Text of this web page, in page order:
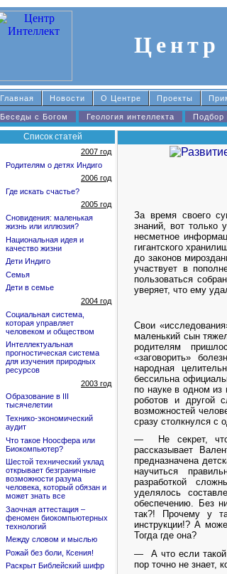
Главная Новости О Центре Проекты
Беседы с Богом Геология интеллекта Подбор
За время своего
знаний, вот только
несметное
гигантского
до законов
участвует в
пользоваться
уверяет, что ему
Свои
маленький сын
родителям
«заговорить»
народная
бессильна
по науке в одном из
роботов и другой
возможностей
сразу столкнулся с
— Не секрет, что
рассказывает
предназначена
научиться
разработкой
уделялось
обеспечению. Без
так?! Прочему у
инструкции!? А
Тогда где она?
— А что если такой
пор точно не знает,
Список статей
2007 год
Родителям о детях Индиго
2006 год
Где искать счастье?
2005 год
Сновидения: маленькая
жизнь или иллюзия?
Национальная идея и
качество жизни
Дети Индиго
Семья
Дети в семье
2004 год
Социальная система,
которая управляет
человеком и обществом
Интеллектуальная
прогностическая система
для изучения природных
ресурсов
2003 год
Образование в III
тысячелетии
Технико-экономический
аудит
Что такое Ноосфера или
Биокомпьютер?
Шестой технический уклад
открывает безграничные
возможности разума
человека, который обязан и
может знать все
Заочная аттестация –
феномен биокомпьютерных
технологий
Между словом и мыслью
Рожай без боли, Ксения!
Раскрыт Библейский шифр